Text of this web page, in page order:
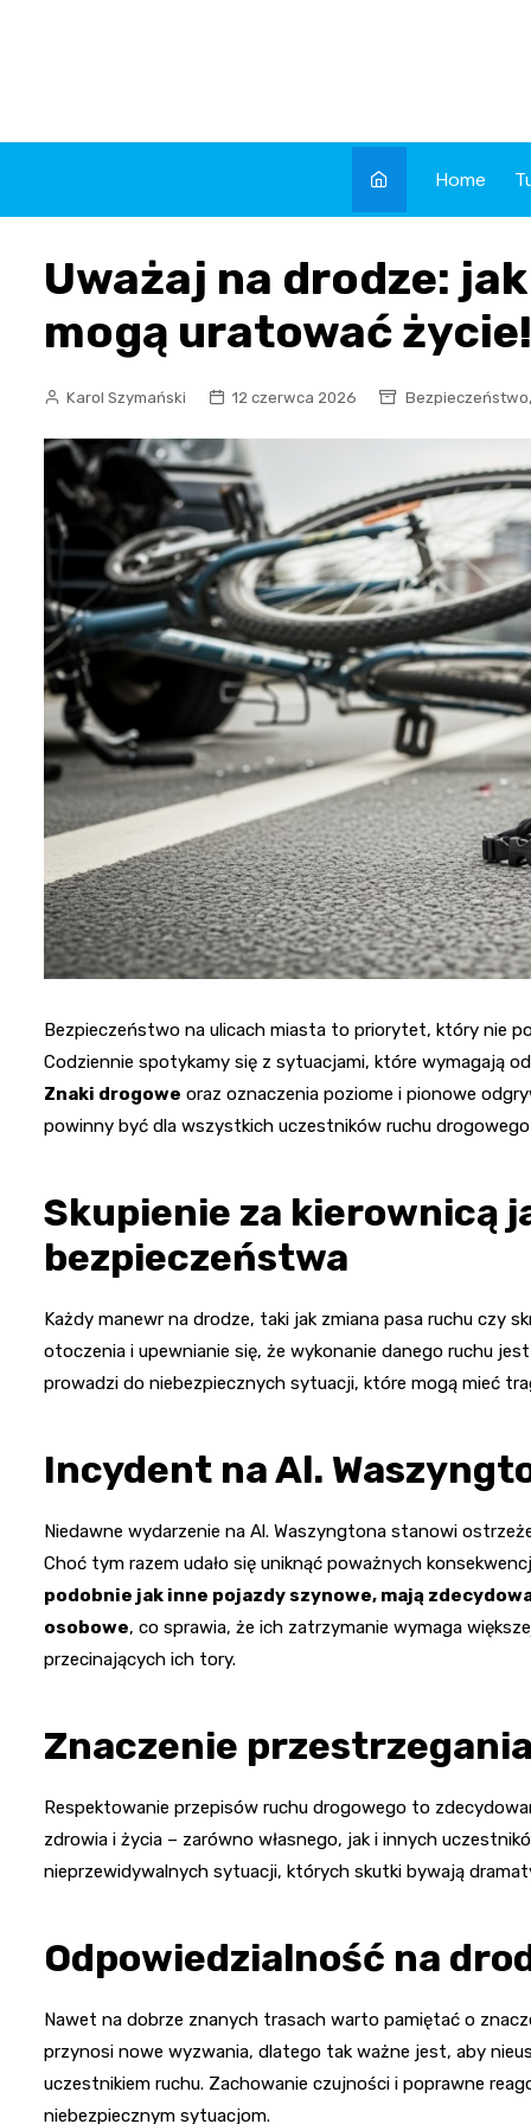
Home
Uważaj na drodze:
mogą uratować życie!
Karol Szymański 12 czerwca 2026 Bezpieczeństwo,
Bezpieczeństwo na ulicach miasta to priorytet, który nie
Codziennie spotykamy się z sytuacjami, które wymagają
Znaki drogowe oraz oznaczenia poziome i pionowe
powinny być dla wszystkich uczestników ruchu
Skupienie za kierownicą
bezpieczeństwa
Każdy manewr na drodze, taki jak zmiana pasa ruchu czy
otoczenia i upewnianie się, że wykonanie danego ruchu
prowadzi do niebezpiecznych sytuacji, które mogą mieć
Incydent na Al.
Niedawne wydarzenie na Al. Waszyngtona stanowi
Choć tym razem udało się uniknąć poważnych
podobnie jak inne pojazdy szynowe, mają
osobowe, co sprawia, że ich zatrzymanie wymaga
przecinających ich tory.
Znaczenie
Respektowanie przepisów ruchu drogowego to
zdrowia i życia – zarówno własnego, jak i innych
nieprzewidywalnych sytuacji, których skutki bywają
Odpowiedzialność na
Nawet na dobrze znanych trasach warto pamiętać o
przynosi nowe wyzwania, dlatego tak ważne jest, aby
uczestnikiem ruchu. Zachowanie czujności i poprawne
niebezpiecznym sytuacjom.